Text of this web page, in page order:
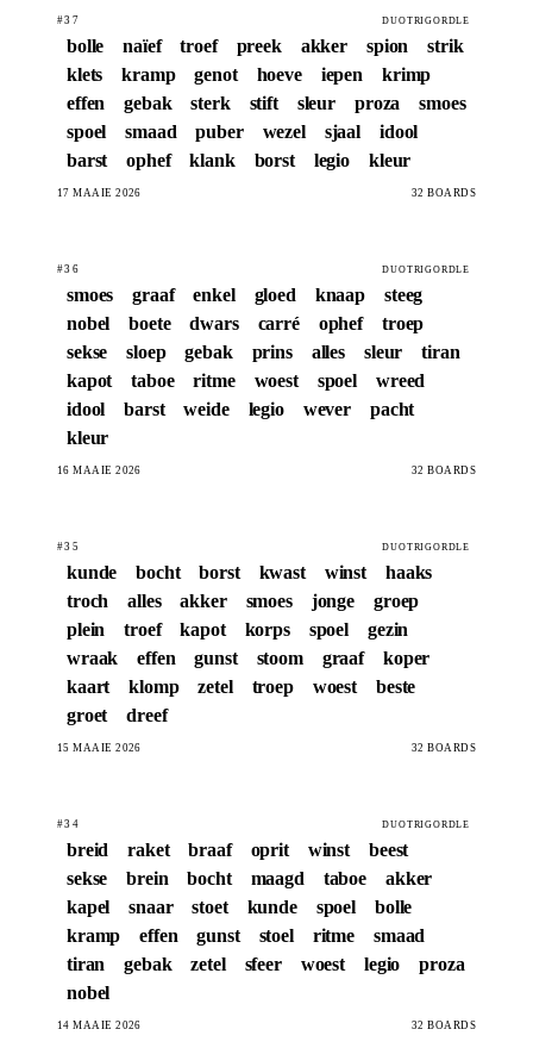
#37 DUOTRIGORDLE
bolle naïef troef preek akker spion
strik
klets
kramp genot hoeve iepen
krimp
effen
gebak sterk stift sleur proza
smoes
spoel
smaad puber wezel sjaal
idool
barst
ophef klank borst legio kleur
17 MAAIE 2026 32 BOARDS
#36 DUOTRIGORDLE
smoes graaf enkel gloed knaap
steeg
nobel
boete dwars carré ophef
troep
sekse
sloep gebak prins alles sleur
tiran
kapot
taboe ritme woest spoel
wreed
idool
barst weide legio wever
pacht
kleur
16 MAAIE 2026 32 BOARDS
#35 DUOTRIGORDLE
kunde bocht borst kwast winst
haaks
troch
alles akker smoes jonge
groep
plein
troef kapot korps spoel
gezin
wraak
effen gunst stoom graaf
koper
kaart
klomp zetel troep woest
beste
groet
dreef
15 MAAIE 2026 32 BOARDS
#34 DUOTRIGORDLE
breid raket braaf oprit winst
beest
sekse
brein bocht maagd taboe
akker
kapel
snaar stoet kunde spoel
bolle
kramp
effen gunst stoel ritme
smaad
tiran
gebak zetel sfeer woest legio
proza
nobel
14 MAAIE 2026 32 BOARDS